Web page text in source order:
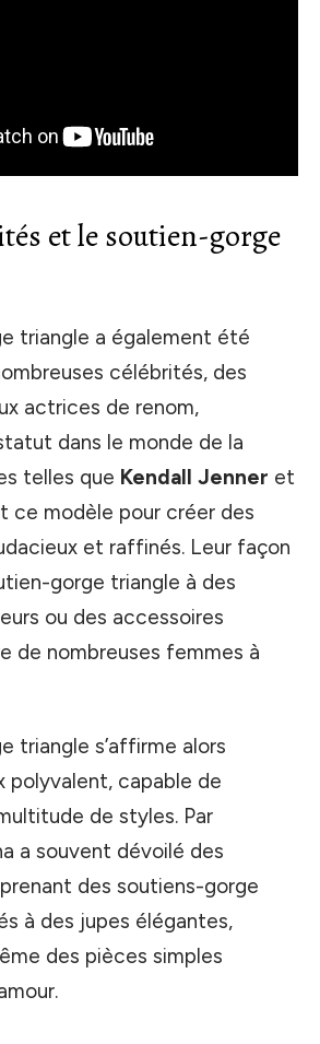
et le soutien-gorge
triangle a également été
célébrités, des
actrices de renom,
dans le monde de la
telles que Kendall Jenner et
ce modèle pour créer des
et raffinés. Leur façon
gorge triangle à des
ou des accessoires
de nombreuses femmes à
triangle s’affirme alors
polyvalent, capable de
de styles. Par
a souvent dévoilé des
des soutiens-gorge
à des jupes élégantes,
des pièces simples